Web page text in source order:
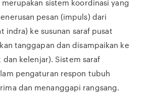
sistem koordinasi yang
pesan (impuls) dari
indra) ke susunan saraf pusat
tanggapan dan disampaikan ke
kelenjar). Sistem saraf
pengaturan respon tubuh
dan menanggapi rangsang.